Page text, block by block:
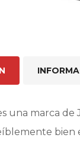
una marca
bien